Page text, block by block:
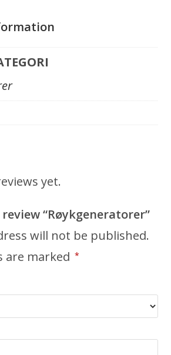
yet.
“Røykgeneratorer”
will not be published.
are marked *